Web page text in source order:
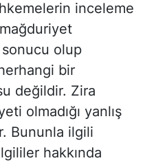
inceleme
sonucu olup
herhangi bir
değildir. Zira
olmadığı yanlış
Bununla ilgili
hakkında